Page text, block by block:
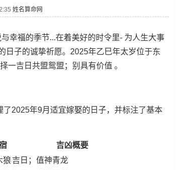
姓名算命网
幸福的季节...在着美好的时令里- 为人生大事
日子的诚挚祈愿。2025年乙巳年太岁位于东
一吉日共盟鸳盟；别具有价值 。
2025年9月适宜嫁娶的日子，并标注了基本
吉凶概要
狼 吉日；值神青龙